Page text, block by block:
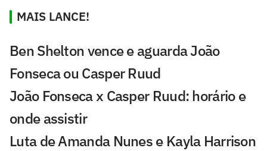
MAIS LANCE!
Ben Shelton vence e aguarda João
Fonseca ou Casper Ruud
João Fonseca x Casper Ruud: horário e
onde assistir
Luta de Amanda Nunes e Kayla Harrison